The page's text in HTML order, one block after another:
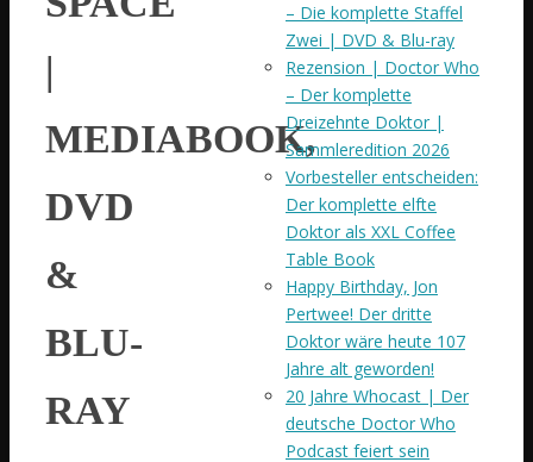
|
MEDIABOOK,
DVD
&
BLU-
RAY
– Die komplette Staffel
Zwei | DVD & Blu-ray
Rezension | Doctor Who
– Der komplette
Dreizehnte Doktor |
Sammleredition 2026
Vorbesteller entscheiden:
Der komplette elfte
Doktor als XXL Coffee
Table Book
Happy Birthday, Jon
Pertwee! Der dritte
Doktor wäre heute 107
Jahre alt geworden!
20 Jahre Whocast | Der
deutsche Doctor Who
Podcast feiert sein